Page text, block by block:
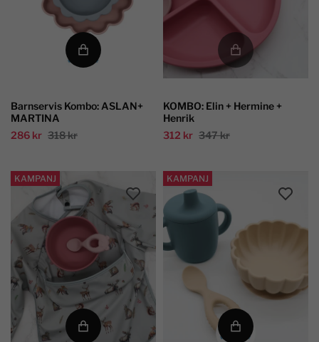
Barnservis Kombo: ASLAN+
MARTINA
286 kr 318 kr
KOMBO: Elin + Hermine +
Henrik
312 kr 347 kr
KAMPANJ KAMPANJ